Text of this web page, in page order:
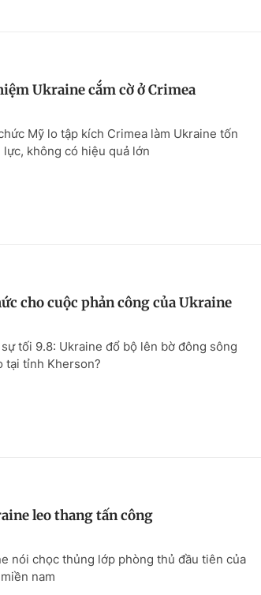
Ukraine cắm cờ ở Crimea
Mỹ lo tập kích Crimea làm Ukraine tốn
lực, không có hiệu quả lớn
cho cuộc phản công của Ukraine
tối 9.8: Ukraine đổ bộ lên bờ đông sông
tại tỉnh Kherson?
leo thang tấn công
nói chọc thủng lớp phòng thủ đầu tiên của
nam